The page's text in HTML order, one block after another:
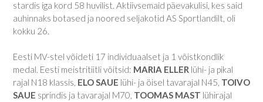
stardis iga kord 58 huvilist. Aktiivsemaid päevakulisi, kes said
auhinnaks botased ja noored seljakotid AS Sportlandilt, oli
kokku 26.
Eesti MV-stel võideti 17 individuaalset ja 1 võistkondlik
medal. Eesti meistritiitli võitsid: MARIA ELLER lühi- ja pikal
rajal N18 klassis, ELO SAUE lühi- ja öisel tavarajal N45, TOIVO
SAUE sprindis ja tavarajal M70, TOOMAS MAST lühirajal